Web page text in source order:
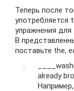
Теперь после
употребляется
упражнения для
В
поставьте the,
already